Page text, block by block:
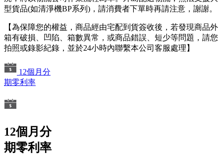
型貨品(如清淨機BP系列)，請消費者下單時再請注意，謝謝。
【為保障您的權益，商品經由宅配到貨簽收後，若發現商品外
箱有破損、凹陷、箱數異常，或商品錯誤、短少等問題，請您
拍照或錄影紀錄，並於24小時內聯繫本公司客服處理】
12個月分
期零利率
12個月分
期零利率